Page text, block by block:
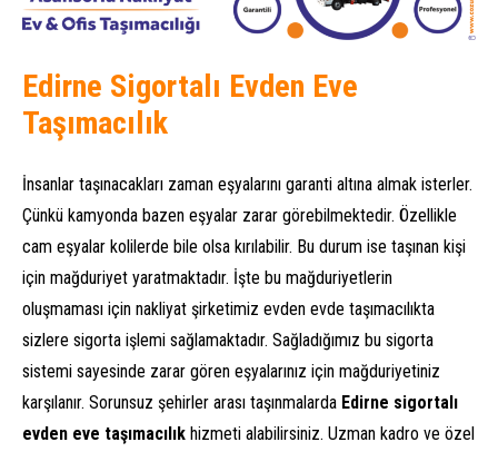
Edirne Sigortalı Evden Eve
Taşımacılık
İnsanlar taşınacakları zaman eşyalarını garanti altına almak isterler.
Çünkü kamyonda bazen eşyalar zarar görebilmektedir. Özellikle
cam eşyalar kolilerde bile olsa kırılabilir. Bu durum ise taşınan kişi
için mağduriyet yaratmaktadır. İşte bu mağduriyetlerin
oluşmaması için nakliyat şirketimiz evden evde taşımacılıkta
sizlere sigorta işlemi sağlamaktadır. Sağladığımız bu sigorta
sistemi sayesinde zarar gören eşyalarınız için mağduriyetiniz
karşılanır. Sorunsuz şehirler arası taşınmalarda Edirne sigortalı
evden eve taşımacılık hizmeti alabilirsiniz. Uzman kadro ve özel